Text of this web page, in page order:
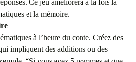
Ce jeu améliorera à la fois la
et la mémoire.
à l’heure du conte. Créez des
impliquent des additions ou des